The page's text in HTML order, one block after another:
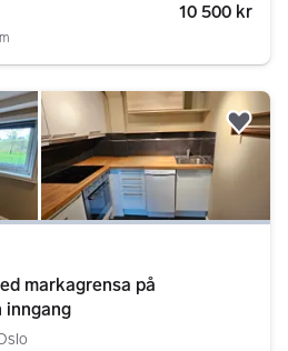
10 500 kr
markagrensa på
inngang